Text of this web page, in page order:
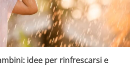
idee per rinfrescarsi e